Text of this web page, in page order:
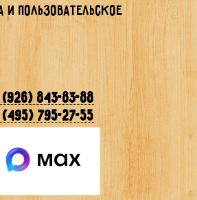
и Пользовательское
(926) 843-83-88
(495) 795-27-55